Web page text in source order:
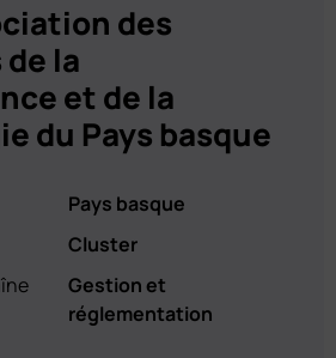
des
la
et de la
du Pays basque
Pays basque
Cluster
Gestion et
réglementation